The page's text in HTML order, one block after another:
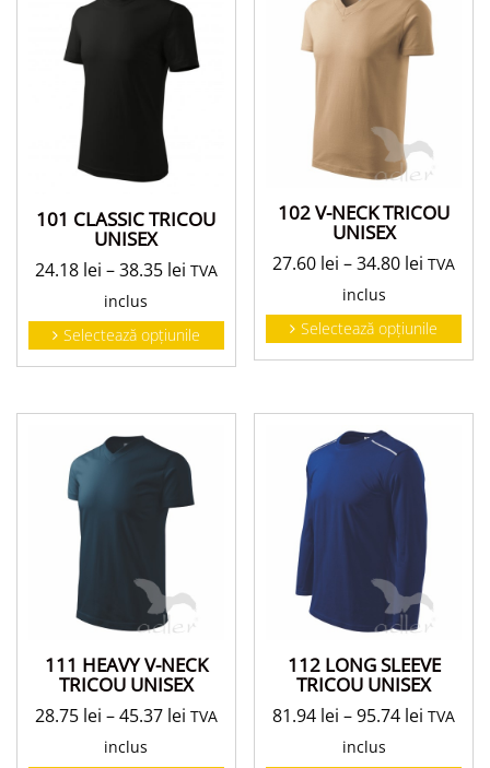
101 CLASSIC TRICOU
UNISEX
24.18 lei –38.35 lei TVA
inclus
Selectează opțiunile
102 V-NECK TRICOU
UNISEX
27.60 lei –34.80 lei TVA
inclus
Selectează opțiunile
111 HEAVY V-NECK
TRICOU UNISEX
28.75 lei –45.37 lei TVA
inclus
112 LONG SLEEVE
TRICOU UNISEX
81.94 lei –95.74 lei TVA
inclus